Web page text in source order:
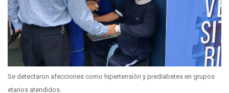
Se detectaron afecciones como hipertensión y prediabetes en grupos
etarios atendidos.